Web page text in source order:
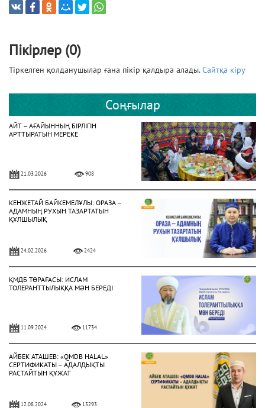
Пікірлер (0)
Тіркелген қолданушылар ғана пікір қалдыра алады.Сайтқа кіру
Соңғылар
АЙТ – АҒАЙЫННЫҢ БІРЛІГІН
АРТТЫРАТЫН МЕРЕКЕ
21.03.2026 908
КЕНЖЕТАЙ БАЙКЕМЕЛҰЛЫ: ОРАЗА –
АДАМНЫҢ РУХЫН ТАЗАРТАТЫН
ҚҰЛШЫЛЫҚ
24.02.2026 2424
ҚМДБ ТӨРАҒАСЫ: ИСЛАМ
ТОЛЕРАНТТЫЛЫҚҚА МӘН БЕРЕДІ
11.09.2024 11734
АЙБЕК АТАШЕВ: «QMDB HALAL»
СЕРТИФИКАТЫ – АДАЛДЫҚТЫ
РАСТАЙТЫН ҚҰЖАТ
12.08.2024 13293